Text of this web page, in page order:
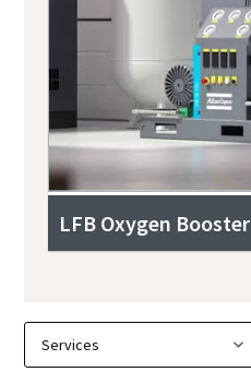
LFB Oxygen Booster